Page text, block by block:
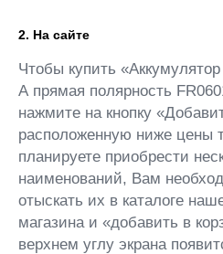
2. На сайте
Чтобы купить
А прямая полярность
нажмите на кнопку
расположенную ниже цены
планируете приобрести
наименований, Вам
отыскать их в каталоге
магазина и «добавить в
верхнем углу экрана